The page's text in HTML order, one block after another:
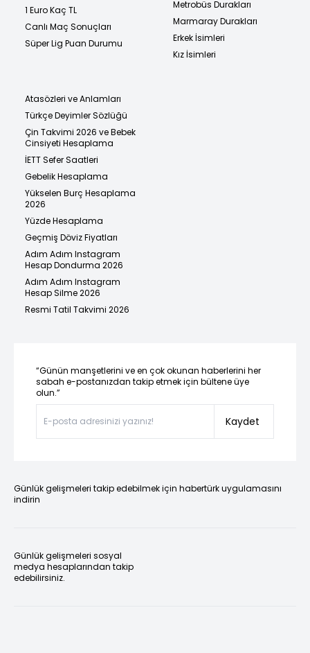
1 Euro Kaç TL
Canlı Maç Sonuçları
Süper Lig Puan Durumu
Metrobüs Durakları
Marmaray Durakları
Erkek İsimleri
Kız İsimleri
Atasözleri ve Anlamları
Türkçe Deyimler Sözlüğü
Çin Takvimi 2026 ve Bebek
Cinsiyeti Hesaplama
İETT Sefer Saatleri
Gebelik Hesaplama
Yükselen Burç Hesaplama
2026
Yüzde Hesaplama
Geçmiş Döviz Fiyatları
Adım Adım Instagram
Hesap Dondurma 2026
Adım Adım Instagram
Hesap Silme 2026
Resmi Tatil Takvimi 2026
“Günün manşetlerini ve en çok okunan haberlerini her
sabah e-postanızdan takip etmek için bültene üye
olun.”
Kaydet
Günlük gelişmeleri takip edebilmek için habertürk uygulamasını
indirin
Günlük gelişmeleri sosyal
medya hesaplarından takip
edebilirsiniz.